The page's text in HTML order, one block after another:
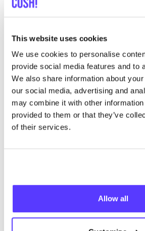
This website uses cookies
We use cookies to personalise
provide social media features and to
We also share information about
our social media, advertising and
may combine it with other information
provided to them or that they’ve
of their services.
Allow all
Añade a la ruta Visita sitio web
studio WOUW
Bombaystraat 1, Gent